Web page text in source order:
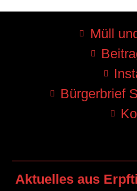
Müll
Bürgerbrief
Aktuelles aus